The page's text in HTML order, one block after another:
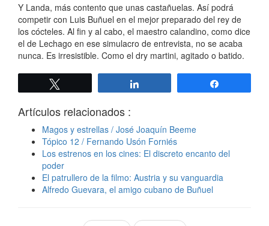
Y Landa, más contento que unas castañuelas. Así podrá
competir con Luis Buñuel en el mejor preparado del rey de
los cócteles. Al fin y al cabo, el maestro calandino, como dice
el de Lechago en ese simulacro de entrevista, no se acaba
nunca. Es irresistible. Como el dry martini, agitado o batido.
Artículos relacionados :
Magos y estrellas / José Joaquín Beeme
Tópico 12 / Fernando Usón Forniés
Los estrenos en los cines: El discreto encanto del
poder
El patrullero de la filmo: Austria y su vanguardia
Alfredo Guevara, el amigo cubano de Buñuel